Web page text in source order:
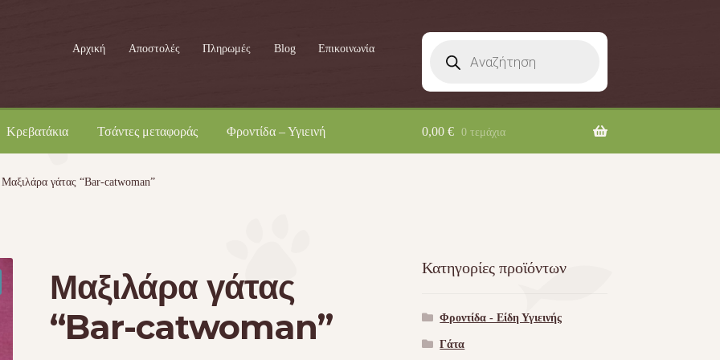
Αρχική Αποστολές Πληρωμές Blog Επικοινωνία
search
Κρεβατάκια Τσάντες μεταφοράς Φροντίδα – Υγιεινή 0,00 € 0 τεμάχια
Μαξιλάρα γάτας “Bar-catwoman”
Μαξιλάρα γάτας
“Bar-catwoman”
Κατηγορίες προϊόντων
Φροντίδα - Είδη Υγιεινής
Γάτα